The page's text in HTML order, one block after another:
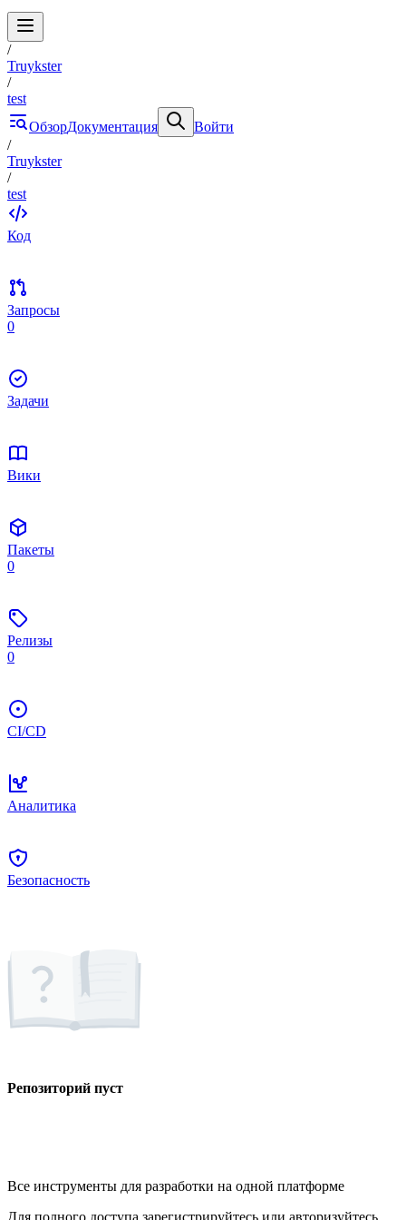
/
Truykster
/
test
ОбзорДокументация
Войти
/
Truykster
/
test
Код
Запросы
0
Задачи
Вики
Пакеты
0
Релизы
0
CI/CD
Аналитика
Безопасность
Репозиторий пуст
Все инструменты для разработки на одной платформе
Для полного доступа зарегистрируйтесь или авторизуйтесь